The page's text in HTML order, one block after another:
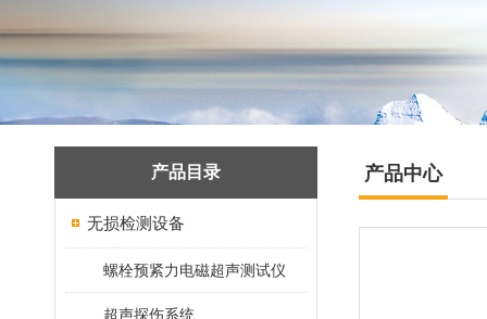
产品目录
无损检测设备
螺栓预紧力电磁超声测试仪
超声探伤系统
产品中心